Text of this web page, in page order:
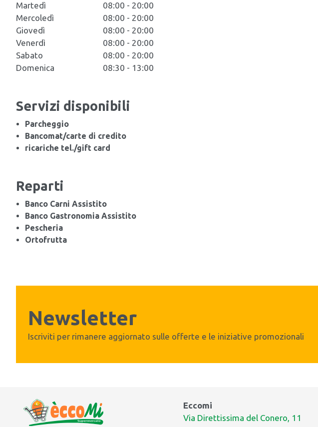
Martedì
08:00 - 20:00
Mercoledì
08:00 - 20:00
Giovedì
08:00 - 20:00
Venerdì
08:00 - 20:00
Sabato
08:00 - 20:00
Domenica
08:30 - 13:00
Servizi disponibili
Parcheggio
Bancomat/carte di credito
ricariche tel./gift card
Reparti
Banco Carni Assistito
Banco Gastronomia Assistito
Pescheria
Ortofrutta
Newsletter
Iscriviti per rimanere aggiornato sulle offerte e le iniziative promozionali
Eccomi
Via Direttissima del Conero, 11